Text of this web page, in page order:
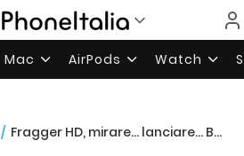
Mac AirPods Watch
/ Fragger HD, mirare… lanciare… BOOM!